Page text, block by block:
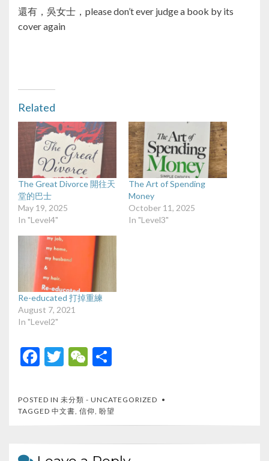
還有，吳女士，please don’t ever judge a book by its
cover again
Related
The Great Divorce 開往天
堂的巴士
May 19, 2025
In "Level4"
The Art of Spending
Money
October 11, 2025
In "Level3"
Re-educated 打掉重練
August 7, 2021
In "Level2"
F
e
b
o
T
itt
er
W
C
h
at
ar
e
POSTED IN 未分類 - UNCATEGORIZED
TAGGED 中文書 信仰 盼望